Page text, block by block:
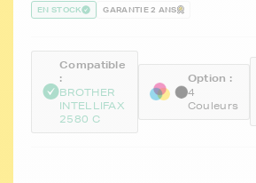
EN STOCK GARANTIE 2 ANS
Compatible
:
BROTHER
INTELLIFAX
2580 C
Option :
4
Couleurs